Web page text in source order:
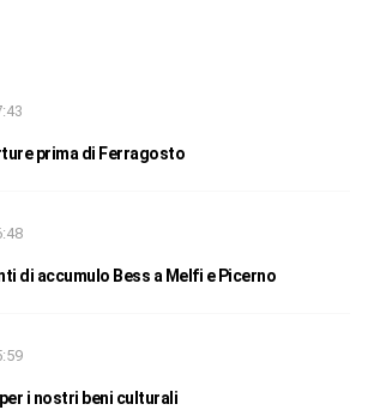
prima di Ferragosto
di accumulo Bess a Melfi e Picerno
i nostri beni culturali